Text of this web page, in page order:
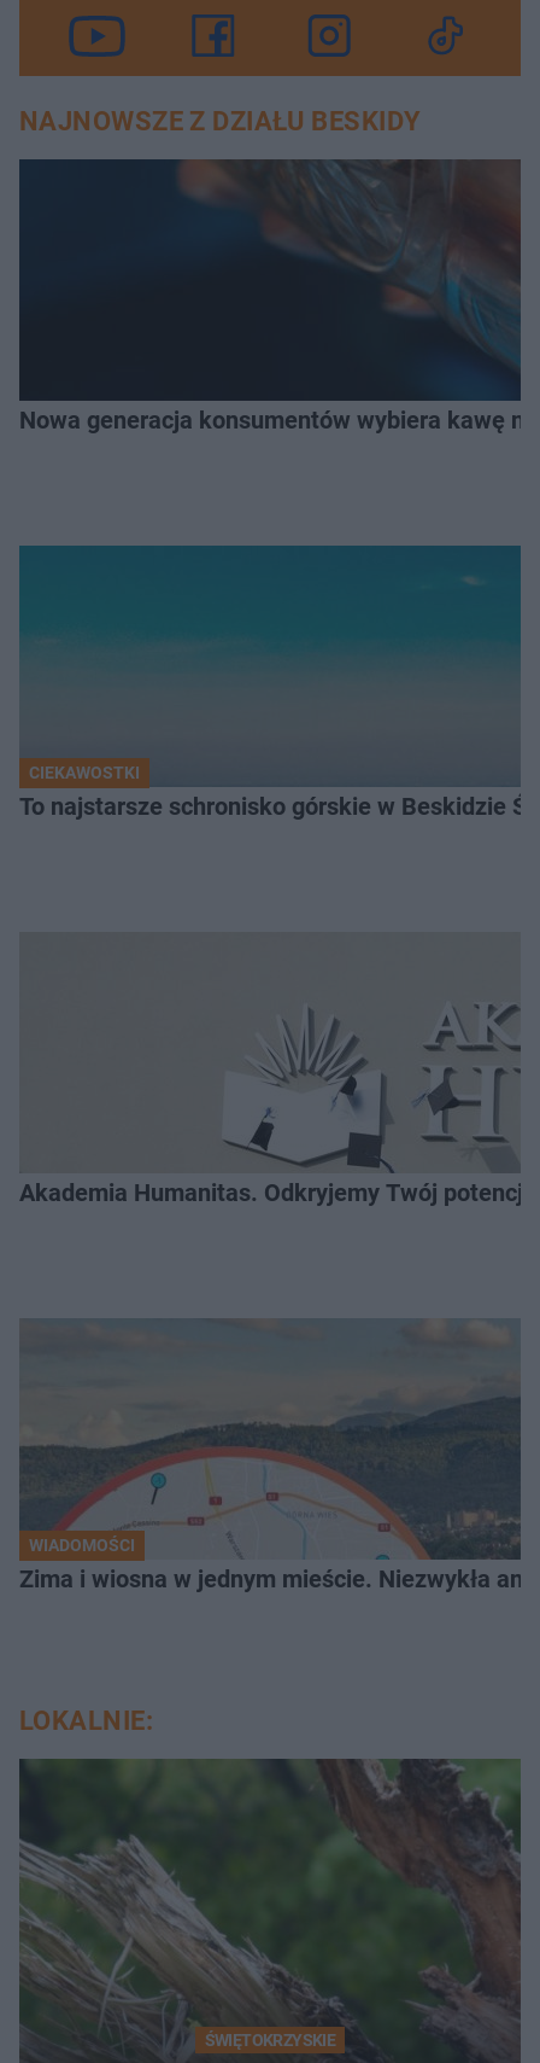
NAJNOWSZE Z DZIAŁU BESKIDY
Nowa generacja konsumentów wybiera kawę
CIEKAWOSTKI
To najstarsze schronisko górskie w Beskidzie
Akademia Humanitas. Odkryjemy Twój
WIADOMOŚCI
Zima i wiosna w jednym mieście. Niezwykła
LOKALNIE:
ŚWIĘTOKRZYSKIE